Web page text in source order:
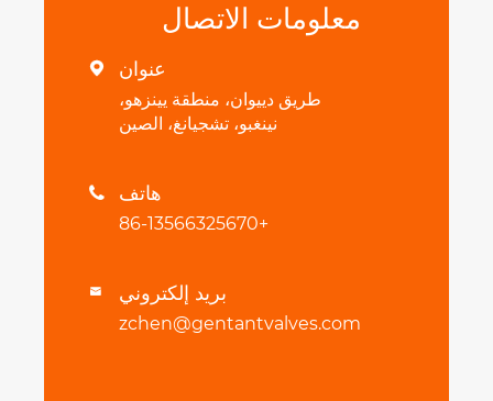
معلومات الاتصال
 عنوان
طريق دييوان، منطقة يينزهو،
نينغبو، تشجيانغ، الصين
 هاتف
+86-13566325670
 بريد إلكتروني
zchen@gentantvalves.com